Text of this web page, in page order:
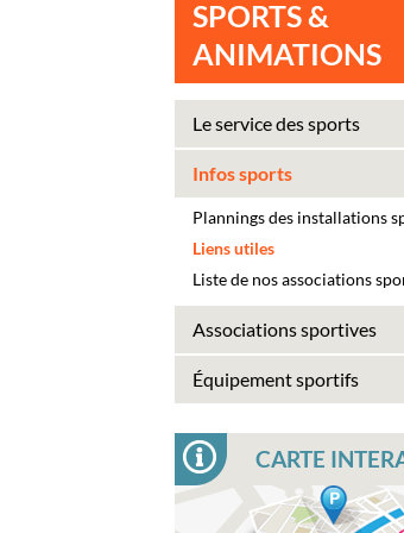
SPORTS &
ANIMATIONS
Le service des sports
Infos sports
Plannings des installations
Liens utiles
Liste de nos associations
Associations sportives
Équipement sportifs
CARTE